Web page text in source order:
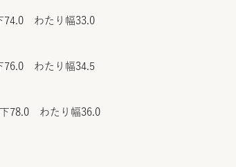
わたり幅33.0
わたり幅34.5
78.0 わたり幅36.0